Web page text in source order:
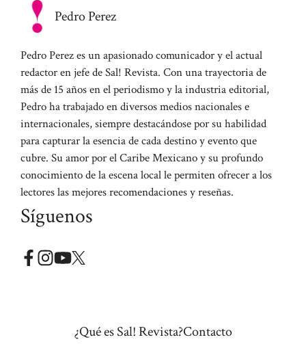
Pedro Perez
Pedro Perez es un apasionado comunicador y el actual
redactor en jefe de Sal! Revista. Con una trayectoria de
más de 15 años en el periodismo y la industria editorial,
Pedro ha trabajado en diversos medios nacionales e
internacionales, siempre destacándose por su habilidad
para capturar la esencia de cada destino y evento que
cubre. Su amor por el Caribe Mexicano y su profundo
conocimiento de la escena local le permiten ofrecer a los
lectores las mejores recomendaciones y reseñas.
Síguenos
¿Qué es Sal! Revista?Contacto